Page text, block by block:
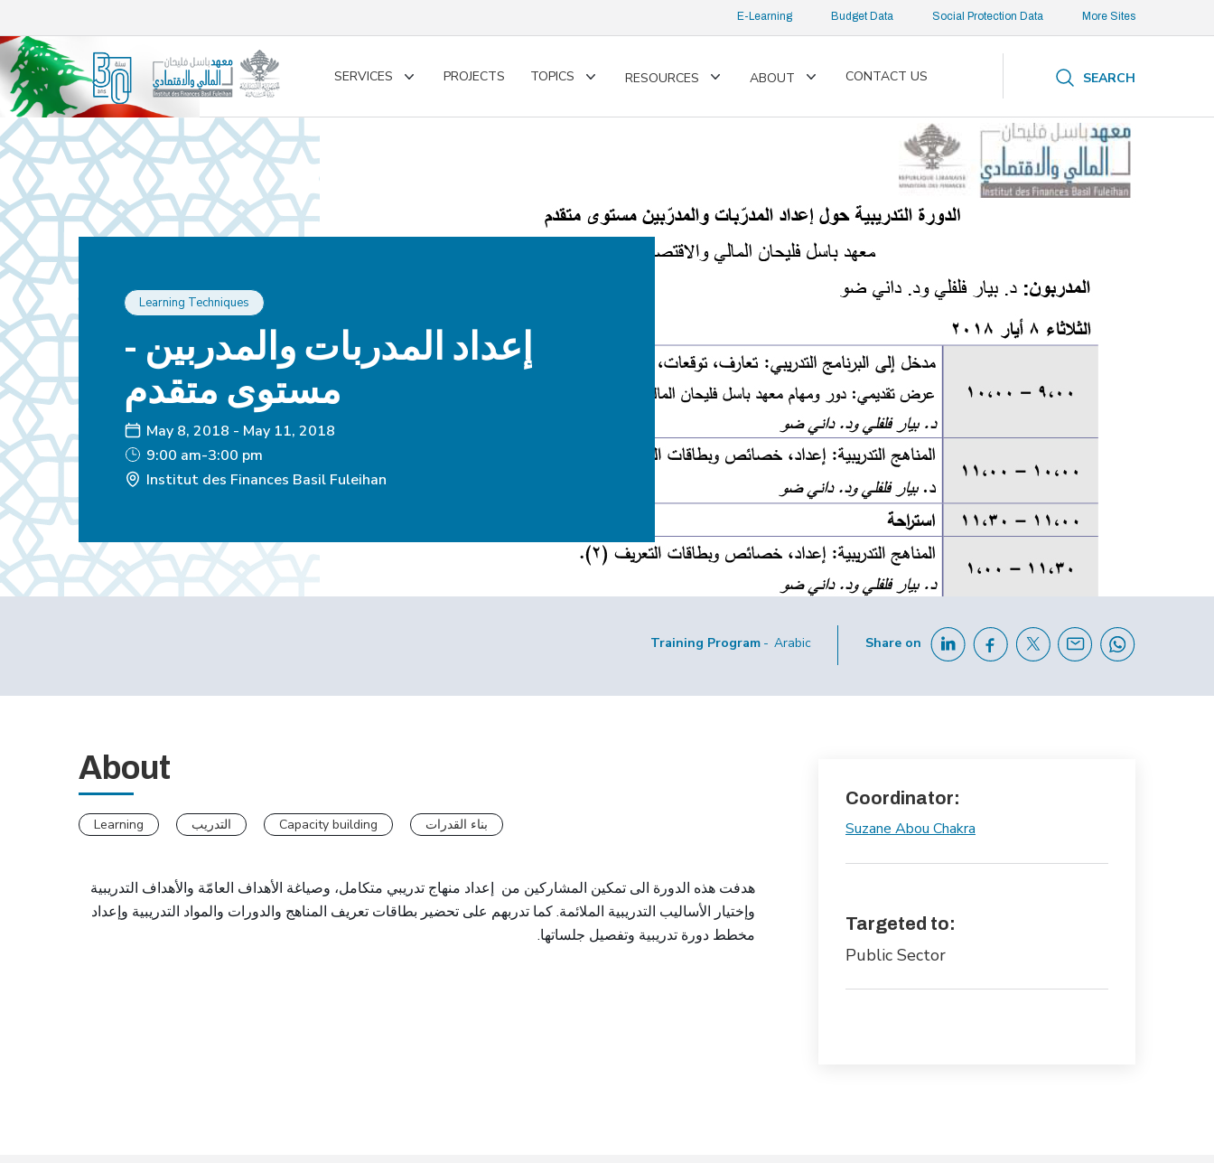
E-Learning Budget Data Social Protection Data More Sites
SERVICES
Toggle
PROJECTS TOPICS
ToggleRESOURCES
ToggleABOUT
Toggle
CONTACT US SEARCH
Learning Techniques
إعداد المدربات والمدربين -
مستوى متقدم
May 8, 2018 - May 11, 2018
9:00 am-3:00 pm
Institut des Finances Basil Fuleihan
Training Program Arabic Share on
About
Learning التدريب Capacity building بناء القدرات
هدفت هذه الدورة الى تمكين المشاركين من إعداد منهاج تدريبي متكامل، وصياغة الأهداف العامّة والأهداف التدريبية
وإختيار الأساليب التدريبية الملائمة. كما تدربهم على تحضير بطاقات تعريف المناهج والدورات والمواد التدريبية وإعداد
مخطط دورة تدريبية وتفصيل جلساتها.
Coordinator:
Suzane Abou Chakra
Targeted to:
Public Sector